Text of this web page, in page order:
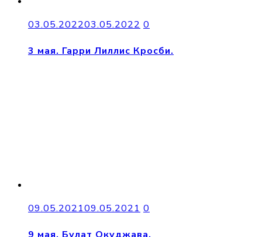
03.05.202203.05.2022 0
3 мая. Гарри Лиллис Кросби.
09.05.202109.05.2021 0